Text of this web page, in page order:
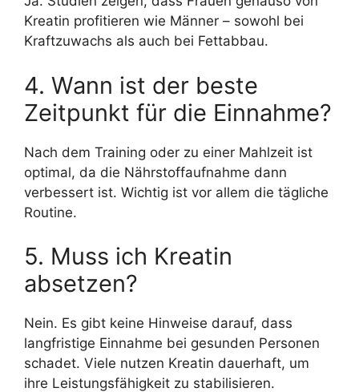
Kreatin profitieren wie Männer – sowohl bei
Kraftzuwachs als auch bei Fettabbau.
4. Wann ist der beste
Zeitpunkt für die Einnahme?
Nach dem Training oder zu einer Mahlzeit ist
optimal, da die Nährstoffaufnahme dann
verbessert ist. Wichtig ist vor allem die tägliche
Routine.
5. Muss ich Kreatin
absetzen?
Nein. Es gibt keine Hinweise darauf, dass
langfristige Einnahme bei gesunden Personen
schadet. Viele nutzen Kreatin dauerhaft, um
ihre Leistungsfähigkeit zu stabilisieren.